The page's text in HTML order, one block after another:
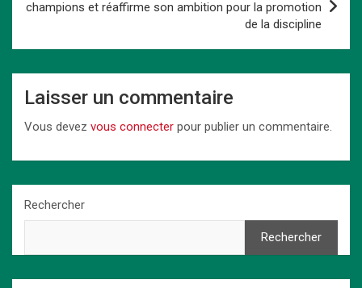
champions et réaffirme son ambition pour la promotion
de la discipline
Laisser un commentaire
Vous devez vous connecter pour publier un commentaire.
Rechercher
Rechercher